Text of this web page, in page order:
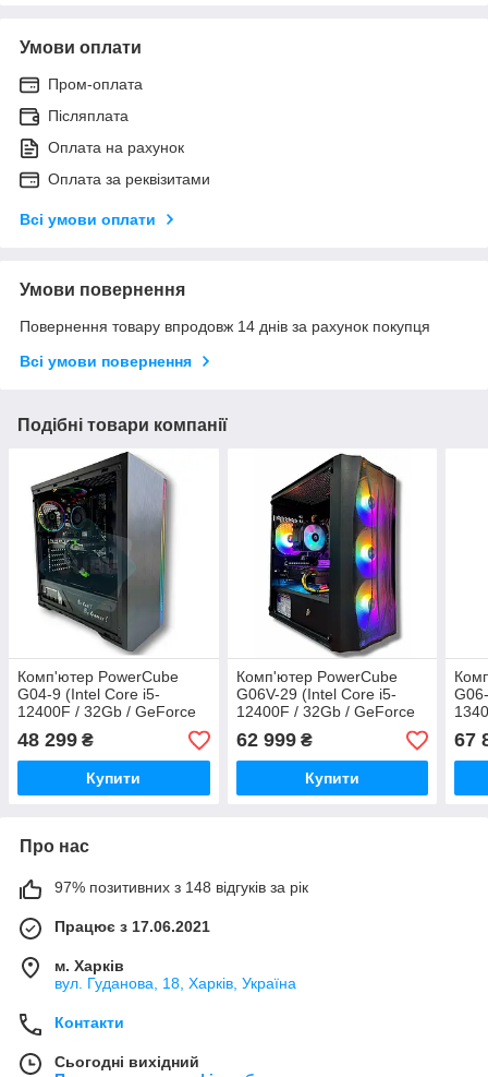
Умови оплати
Пром-оплата
Післяплата
Оплата на рахунок
Оплата за реквізитами
Всі умови оплати
Умови повернення
Повернення товару впродовж 14 днів за рахунок покупця
Всі умови повернення
Подібні товари компанії
Комп'ютер PowerCube
G04-9 (Intel Core i5-
12400F / 32Gb / GeForce
RTX 3070 8Gb / SSD 1Tb /
650W / USB 3.2)
48 299 ₴
Купити
Комп'ютер PowerCube
G06V-29 (Intel Core i5-
12400F / 32Gb / GeForce
RTX 3070 8Gb / SSD 1Tb /
700W / USB 3.2)
62 999₴
Купити
67
Про нас
97% позитивних з 148 відгуків за рік
Працює з 17.06.2021
м. Харків
вул. Гуданова, 18, Харків, Україна
Контакти
Сьогодні вихідний